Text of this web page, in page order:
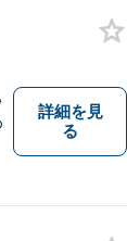
詳細を見
る